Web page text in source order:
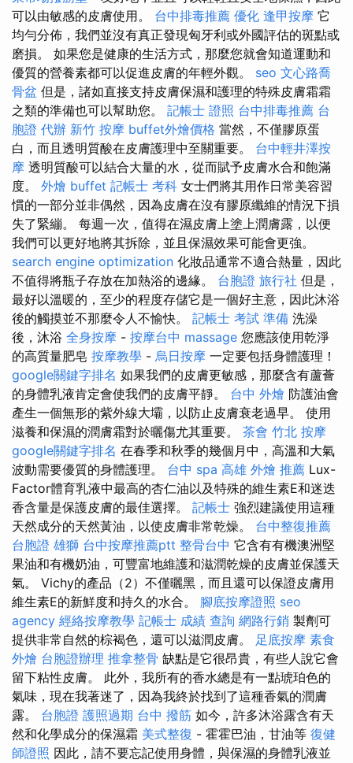
可以由敏感的皮膚使用。 台中排毒推薦 優化 逢甲按摩 它
均勻分佈，我們並沒有真正發現匈牙利或外國評估的斑點或
磨損。 如果您是健康的生活方式，那麼您就會知道運動和
優質的營養素都可以促進皮膚的年輕外觀。 seo 文心路喬
骨盆 但是，諸如直接支持皮膚保濕和護理的特殊皮膚霜霜
之類的準備也可以幫助您。 記帳士 證照 台中排毒推薦 台
胞證 代辦 新竹 按摩 buffet外燴價格 當然，不僅膠原蛋
白，而且透明質酸在皮膚護理中至關重要。 台中輕井澤按
摩 透明質酸可以結合大量的水，從而賦予皮膚水合和飽滿
度。 外燴 buffet 記帳士 考科 女士們將其用作日常美容習
慣的一部分並非偶然，因為皮膚在沒有膠原纖維的情況下損
失了緊繃。 每週一次，值得在濕皮膚上塗上潤膚露，以便
我們可以更好地將其拆除，並且保濕效果可能會更強。
search engine optimization 化妝品通常不適合熱量，因此
不值得將瓶子存放在加熱浴的邊緣。 台胞證 旅行社 但是，
最好以溫暖的，至少的程度存儲它是一個好主意，因此沐浴
後的觸摸並不那麼令人不愉快。 記帳士 考試 準備 洗澡
後，沐浴 全身按摩 - 按摩台中 massage 您應該使用乾淨
的高質量肥皂 按摩教學 - 烏日按摩 一定要包括身體護理！
google關鍵字排名 如果我們的皮膚更敏感，那麼含有蘆薈
的身體乳液肯定會使我們的皮膚平靜。 台中 外燴 防護油會
產生一個無形的紫外線大壩，以防止皮膚衰老過早。 使用
滋養和保濕的潤膚霜對於曬傷尤其重要。 茶會 竹北 按摩
google關鍵字排名 在春季和秋季的幾個月中，高溫和大氣
波動需要優質的身體護理。 台中 spa 高雄 外燴 推薦 Lux-
Factor體育乳液中最高的杏仁油以及特殊的維生素E和迷迭
香含量是保護皮膚的最佳選擇。 記帳士 強烈建議使用這種
天然成分的天然黃油，以使皮膚非常乾燥。 台中整復推薦
台胞證 雄獅 台中按摩推薦ptt 整骨台中 它含有有機澳洲堅
果油和有機奶油，可豐富地維護和滋潤乾燥的皮膚並保護天
氣。 Vichy的產品（2）不僅曬黑，而且還可以保證皮膚用
維生素E的新鮮度和持久的水合。 腳底按摩證照 seo
agency 經絡按摩教學 記帳士 成績 查詢 網路行銷 製劑可
提供非常自然的棕褐色，還可以滋潤皮膚。 足底按摩 素食
外燴 台胞證辦理 推拿整骨 缺點是它很昂貴，有些人說它會
留下粘性皮膚。 此外，我所有的香水總是有一點琥珀色的
氣味，現在我著迷了，因為我終於找到了這種香氣的潤膚
露。 台胞證 護照過期 台中 撥筋 如今，許多沐浴露含有天
然和化學成分的保濕霜 美式整復 - 霍霍巴油，甘油等 復健
師證照 因此，請不要忘記使用身體，與保濕的身體乳液並